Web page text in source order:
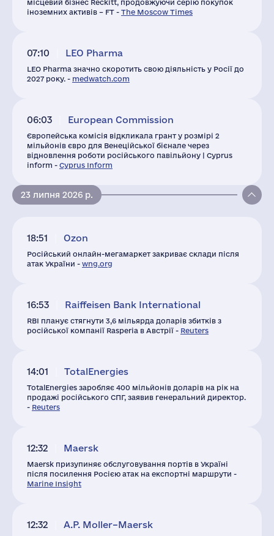
місцевий бізнес Reckitt, продовжуючи серію покупок
іноземних активів – FT - The Moscow Times
07:10 LEO Pharma
LEO Pharma значно скоротить свою діяльність у Росії до
2027 року. - medwatch.com
06:03 European Commission
Європейська комісія відкликала грант у розмірі 2
мільйонів євро для Венеційської бієнале через
відновлення роботи російського павільйону | Cyprus
inform - Cyprus Inform
23 липня 2026 р.
18:51 Ozon
Російський онлайн-мегамаркет закриває склади після
атак України - wng.org
16:53 Raiffeisen Bank International
RBI планує стягнути 3,6 мільярда доларів збитків з
російської компанії Rasperia в Австрії - Reuters
14:01 TotalEnergies
TotalEnergies заробляє 400 мільйонів доларів на рік на
продажі російського СПГ, заявив генеральний директор.
- Reuters
12:32 Maersk
Maersk призупиняє обслуговування портів в Україні
після посилення Росією атак на експортні маршрути -
Marine Insight
12:32 A.P. Moller–Maersk